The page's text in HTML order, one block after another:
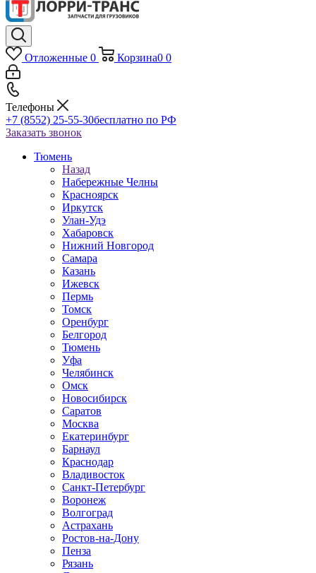
Отложенные 0 Корзина0 0
Телефоны
+7 (8552) 25-55-30бесплатно по РФ
Заказать звонок
Тюмень
Назад
Набережные Челны
Красноярск
Иркутск
Улан-Удэ
Хабаровск
Нижний Новгород
Самара
Казань
Ижевск
Пермь
Томск
Оренбург
Белгород
Тюмень
Уфа
Челябинск
Омск
Новосибирск
Саратов
Москва
Екатеринбург
Барнаул
Краснодар
Владивосток
Санкт-Петербург
Воронеж
Волгоград
Астрахань
Ростов-на-Дону
Пенза
Рязань